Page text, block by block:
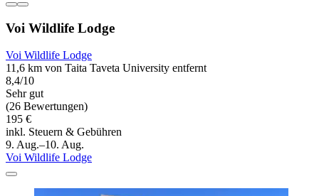
Voi Wildlife Lodge
Voi Wildlife Lodge
11,6 km von Taita Taveta University entfernt
8,4/10
Sehr gut
(26 Bewertungen)
195 €
inkl. Steuern & Gebühren
9. Aug.–10. Aug.
Voi Wildlife Lodge